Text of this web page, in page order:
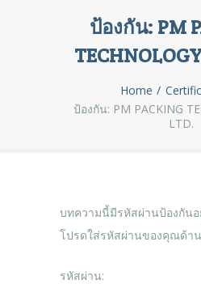
ป้องกัน: PM
Home
ป้องกัน: PM PACKING
LTD.
บทความนี้มีรหัสผ่านป้องกัน
โปรดใส่รหัสผ่านของคุณด้า
รหัสผ่าน: